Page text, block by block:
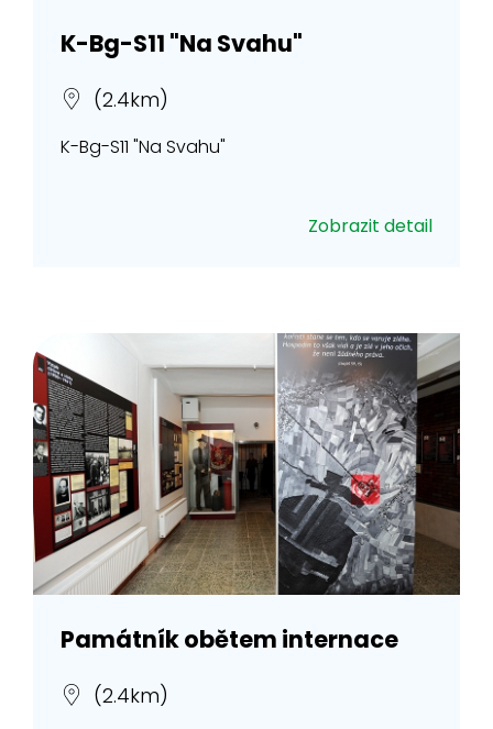
K-Bg-S11 "Na Svahu"
(2.4km)
K-Bg-S11 "Na Svahu"
Zobrazit detail
Památník obětem internace
(2.4km)